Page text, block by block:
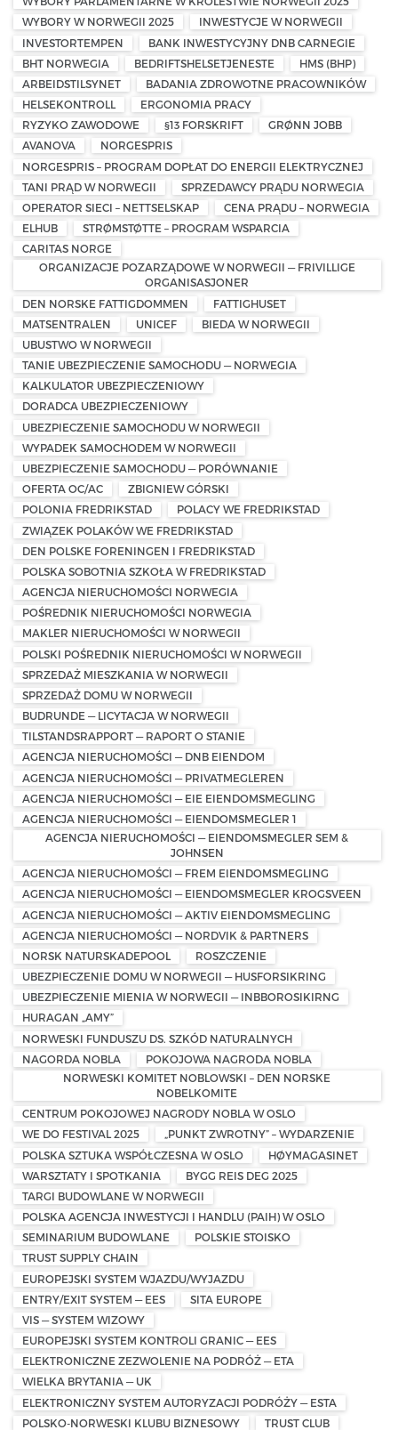
WYBORY W NORWEGII 2025
INWESTYCJE W NORWEGII
INVESTORTEMPEN
BANK INWESTYCYJNY DNB CARNEGIE
BHT NORWEGIA
BEDRIFTSHELSETJENESTE
HMS (BHP)
ARBEIDSTILSYNET
BADANIA ZDROWOTNE PRACOWNIKÓW
HELSEKONTROLL
ERGONOMIA PRACY
RYZYKO ZAWODOWE
§13 FORSKRIFT
GRØNN JOBB
AVANOVA
NORGESPRIS
NORGESPRIS – PROGRAM DOPŁAT DO ENERGII ELEKTRYCZNEJ
TANI PRĄD W NORWEGII
SPRZEDAWCY PRĄDU NORWEGIA
OPERATOR SIECI – NETTSELSKAP
CENA PRĄDU – NORWEGIA
ELHUB
STRØMSTØTTE – PROGRAM WSPARCIA
CARITAS NORGE
ORGANIZACJE POZARZĄDOWE W NORWEGII — FRIVILLIGE
ORGANISASJONER
DEN NORSKE FATTIGDOMMEN
FATTIGHUSET
MATSENTRALEN
UNICEF
BIEDA W NORWEGII
UBUSTWO W NORWEGII
TANIE UBEZPIECZENIE SAMOCHODU — NORWEGIA
KALKULATOR UBEZPIECZENIOWY
DORADCA UBEZPIECZENIOWY
UBEZPIECZENIE SAMOCHODU W NORWEGII
WYPADEK SAMOCHODEM W NORWEGII
UBEZPIECZENIE SAMOCHODU — PORÓWNANIE
OFERTA OC/AC
ZBIGNIEW GÓRSKI
POLONIA FREDRIKSTAD
POLACY WE FREDRIKSTAD
ZWIĄZEK POLAKÓW WE FREDRIKSTAD
DEN POLSKE FORENINGEN I FREDRIKSTAD
POLSKA SOBOTNIA SZKOŁA W FREDRIKSTAD
AGENCJA NIERUCHOMOŚCI NORWEGIA
POŚREDNIK NIERUCHOMOŚCI NORWEGIA
MAKLER NIERUCHOMOŚCI W NORWEGII
POLSKI POŚREDNIK NIERUCHOMOŚCI W NORWEGII
SPRZEDAŻ MIESZKANIA W NORWEGII
SPRZEDAŻ DOMU W NORWEGII
BUDRUNDE — LICYTACJA W NORWEGII
TILSTANDSRAPPORT — RAPORT O STANIE
AGENCJA NIERUCHOMOŚCI — DNB EIENDOM
AGENCJA NIERUCHOMOŚCI — PRIVATMEGLEREN
AGENCJA NIERUCHOMOŚCI — EIE EIENDOMSMEGLING
AGENCJA NIERUCHOMOŚCI — EIENDOMSMEGLER 1
AGENCJA NIERUCHOMOŚCI — EIENDOMSMEGLER SEM &
JOHNSEN
AGENCJA NIERUCHOMOŚCI — FREM EIENDOMSMEGLING
AGENCJA NIERUCHOMOŚCI — EIENDOMSMEGLER KROGSVEEN
AGENCJA NIERUCHOMOŚCI — AKTIV EIENDOMSMEGLING
AGENCJA NIERUCHOMOŚCI — NORDVIK & PARTNERS
NORSK NATURSKADEPOOL
ROSZCZENIE
UBEZPIECZENIE DOMU W NORWEGII — HUSFORSIKRING
UBEZPIECZENIE MIENIA W NORWEGII — INBBOROSIKIRNG
HURAGAN „AMY”
NORWESKI FUNDUSZU DS. SZKÓD NATURALNYCH
NAGORDA NOBLA
POKOJOWA NAGRODA NOBLA
NORWESKI KOMITET NOBLOWSKI – DEN NORSKE
NOBELKOMITE
CENTRUM POKOJOWEJ NAGRODY NOBLA W OSLO
WE DO FESTIVAL 2025
„PUNKT ZWROTNY” – WYDARZENIE
POLSKA SZTUKA WSPÓŁCZESNA W OSLO
HØYMAGASINET
WARSZTATY I SPOTKANIA
BYGG REIS DEG 2025
TARGI BUDOWLANE W NORWEGII
POLSKA AGENCJA INWESTYCJI I HANDLU (PAIH) W OSLO
SEMINARIUM BUDOWLANE
POLSKIE STOISKO
TRUST SUPPLY CHAIN
EUROPEJSKI SYSTEM WJAZDU/WYJAZDU
ENTRY/EXIT SYSTEM — EES
SITA EUROPE
VIS — SYSTEM WIZOWY
EUROPEJSKI SYSTEM KONTROLI GRANIC — EES
ELEKTRONICZNE ZEZWOLENIE NA PODRÓŻ — ETA
WIELKA BRYTANIA — UK
ELEKTRONICZNY SYSTEM AUTORYZACJI PODRÓŻY — ESTA
POLSKO-NORWESKI KLUBU BIZNESOWY
TRUST CLUB